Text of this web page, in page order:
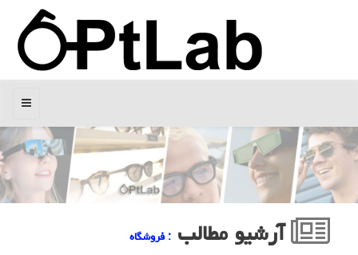
منو
آرشیو مطالب : فروشگاه